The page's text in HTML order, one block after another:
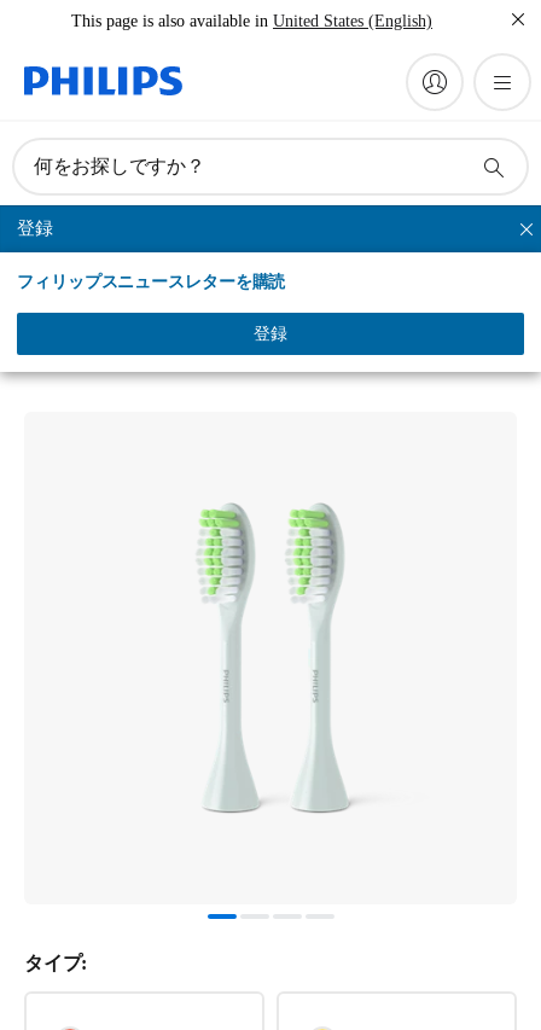
This page is also available in United States (English)
何をお探しですか？
登録
フィリップスニュースレターを購読
登録
Philips One
タイプ: